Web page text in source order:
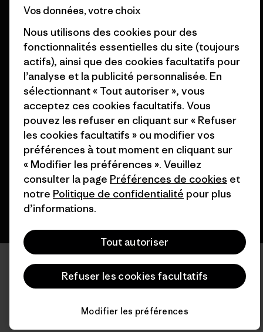
Cartes cadeaux
Nos magasins
Programme d’affiliation
Patagonia France Plan du site
© 2026 Patagonia, Inc. All Rights Reserved.
français
Vos données, votre choix
Nous utilisons des cookies pour des
fonctionnalités essentielles du site (toujours
actifs), ainsi que des cookies facultatifs pour
l’analyse et la publicité personnalisée. En
sélectionnant « Tout autoriser », vous
acceptez ces cookies facultatifs. Vous
pouvez les refuser en cliquant sur « Refuser
les cookies facultatifs » ou modifier vos
préférences à tout moment en cliquant sur
« Modifier les préférences ». Veuillez
consulter la page Préférences de cookies et
notre Politique de confidentialité pour plus
d’informations.
Tout autoriser
Refuser les cookies facultatifs
Modifier les préférences